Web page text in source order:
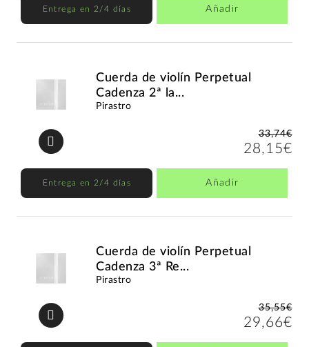
Entrega en 2/4 días Añadir
Cuerda de violín Perpetual
Cadenza 2ª la...
Pirastro
33,74€
28,15€
Entrega en 2/4 días Añadir
Cuerda de violín Perpetual
Cadenza 3ª Re...
Pirastro
35,55€
29,66€